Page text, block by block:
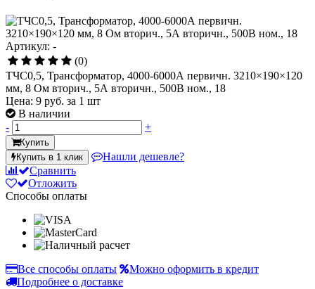
Артикул: -
(0)
ТЧС0,5, Трансформатор, 4000-6000А первичн. 3210×190×120
мм, 8 Ом вторич., 5А вторичн., 500В ном., 18
Цена: 9 руб. за 1 шт
В наличии
-
+
Купить
Купить в 1 клик
Нашли дешевле?
Сравнить
Отложить
Способы оплаты
Все способы оплаты
Можно оформить в кредит
Подробнее о доставке